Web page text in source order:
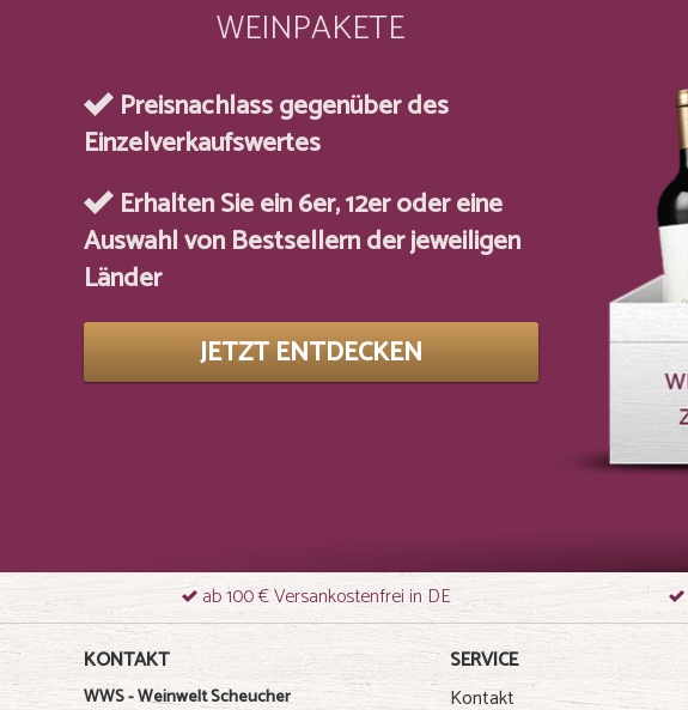
WEINPAKETE
Preisnachlass gegenüber des
Einzelverkaufswertes
Erhalten Sie ein 6er, 12er oder eine
Auswahl von Bestsellern der jeweiligen
Länder
JETZT ENTDECKEN
ab 100 € Versankostenfrei in DE
KONTAKT
WWS - Weinwelt Scheucher
SERVICE
Kontakt